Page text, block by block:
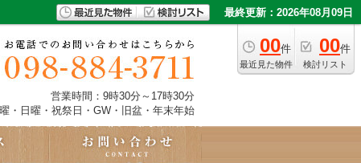
最終更新：2026年08月09日
00件
最近見た物件
00件
検討リスト
営業時間：9時30分～17時30分
・日曜・祝祭日・GW・旧盆・年末年始